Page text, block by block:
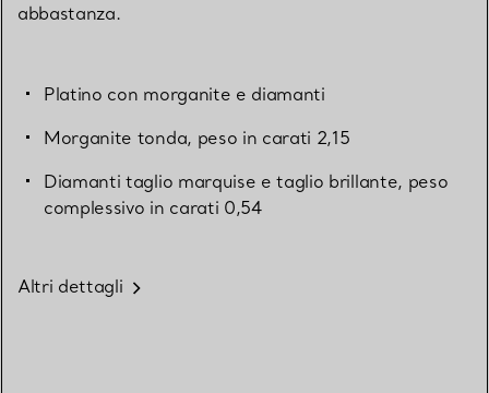
abbastanza.
Platino con morganite e diamanti
Morganite tonda, peso in carati 2,15
Diamanti taglio marquise e taglio brillante, peso
complessivo in carati 0,54
Altri dettagli